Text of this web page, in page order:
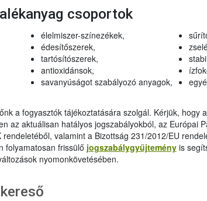
csoportok
élelmiszer-színezékek,
édesítőszerek,
tartósítószerek,
antioxidánsok,
savanyúságot szabályozó anyagok,
a fogyasztók tájékoztatására szolgál. Kérjük, hogy
az aktuálisan hatályos jogszabályokból, az Európai
rendeletéből, valamint a Bizottság 231/2012/EU
folyamatosan frissülő jogszabálygyűjteményis
nyomonkövetésében.